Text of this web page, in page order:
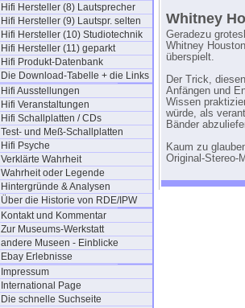
Hifi Hersteller (8) Lautsprecher
Hifi Hersteller (9) Lautspr. selten
Hifi Hersteller (10) Studiotechnik
Hifi Hersteller (11) geparkt
Hifi Produkt-Datenbank
Die Download-Tabelle + die Links
Hifi Ausstellungen
Hifi Veranstaltungen
Hifi Schallplatten / CDs
Test- und Meß-Schallplatten
Hifi Psyche
Verklärte Wahrheit
Wahrheit oder Legende
Hintergründe & Analysen
Über die Historie von RDE/IPW
Kontakt und Kommentar
Zur Museums-Werkstatt
andere Museen - Einblicke
Ebay Erlebnisse
Impressum
International Page
Die schnelle Suchseite
Whitney
Geradezu
Whitney
überspielt.
Der Trick,
Anfängen und
Wissen
würde, als
Bänder
Kaum zu
Original-Stereo-